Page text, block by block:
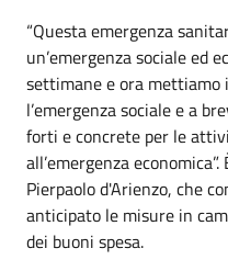
“Questa emergenza
un’emergenza sociale ed
settimane e ora mettiamo
l’emergenza sociale e a
forti e concrete per le
all’emergenza
Pierpaolo d'Arienzo, che
anticipato le misure in
dei buoni spesa.